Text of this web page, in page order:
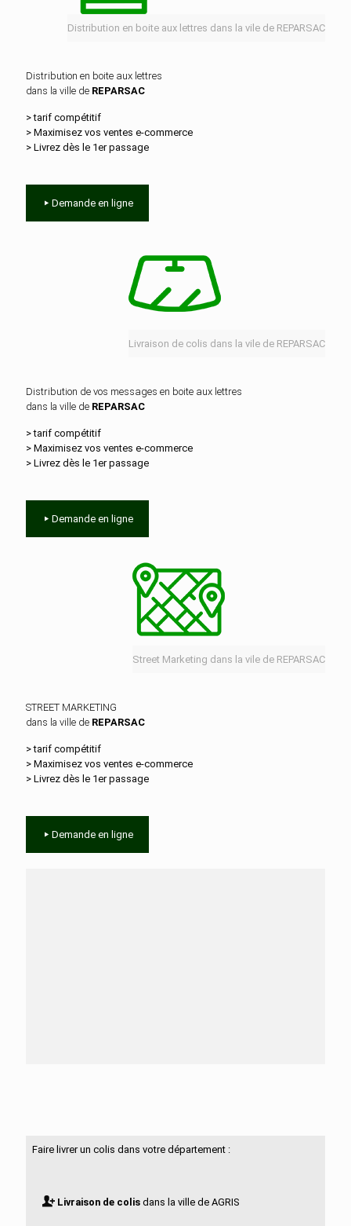
Distribution en boite aux lettres dans la vile de REPARSAC
Distribution en boite aux lettres
dans la ville de REPARSAC
> tarif compétitif
> Maximisez vos ventes e‑commerce
> Livrez dès le 1er passage
Demande en ligne
Livraison de colis dans la vile de REPARSAC
Distribution de vos messages en boite aux lettres
dans la ville de REPARSAC
> tarif compétitif
> Maximisez vos ventes e‑commerce
> Livrez dès le 1er passage
Demande en ligne
Street Marketing dans la vile de REPARSAC
STREET MARKETING
dans la ville de REPARSAC
> tarif compétitif
> Maximisez vos ventes e‑commerce
> Livrez dès le 1er passage
Demande en ligne
Faire livrer un colis dans votre département :
Livraison de colisdans la ville de AGRIS